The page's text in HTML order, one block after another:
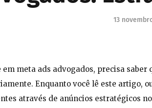
13
meta ads advogados, precisa saber
Enquanto você lê este artigo,
através de anúncios estratégicos no